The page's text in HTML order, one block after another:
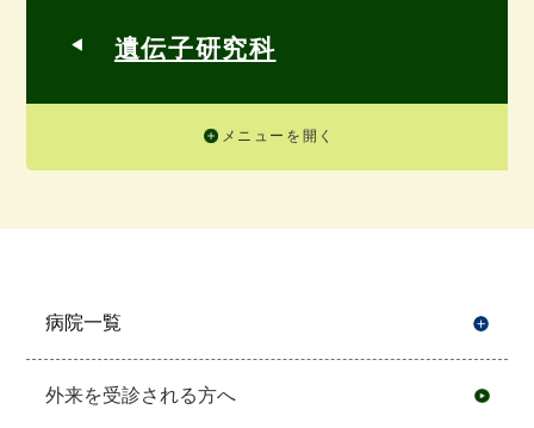
遺伝子研究科
メニューを開く
病院一覧
外来を受診される方へ